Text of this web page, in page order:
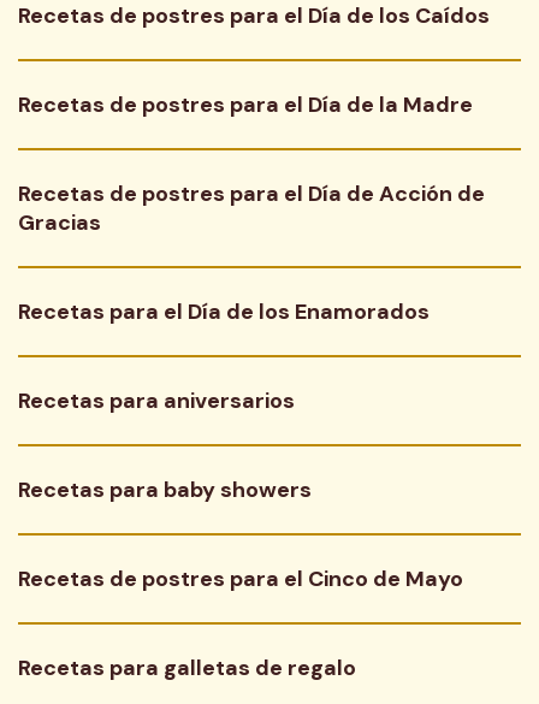
Recetas de postres para el Día de los Caídos
Recetas de postres para el Día de la Madre
Recetas de postres para el Día de Acción de
Gracias
Recetas para el Día de los Enamorados
Recetas para aniversarios
Recetas para baby showers
Recetas de postres para el Cinco de Mayo
Recetas para galletas de regalo